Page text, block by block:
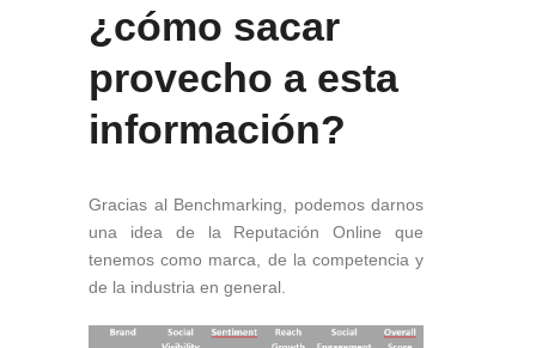
¿cómo sacar
provecho a esta
información?
Gracias al Benchmarking, podemos darnos
una idea de la Reputación Online que
tenemos como marca, de la competencia y
de la industria en general.